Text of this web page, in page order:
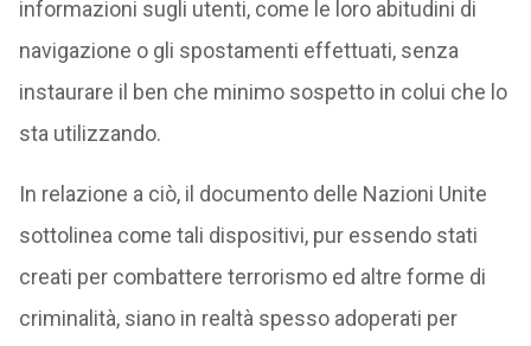
informazioni sugli utenti, come le loro abitudini di
navigazione o gli spostamenti effettuati, senza
instaurare il ben che minimo sospetto in colui che lo
sta utilizzando.
In relazione a ciò, il documento delle Nazioni Unite
sottolinea come tali dispositivi, pur essendo stati
creati per combattere terrorismo ed altre forme di
criminalità, siano in realtà spesso adoperati per